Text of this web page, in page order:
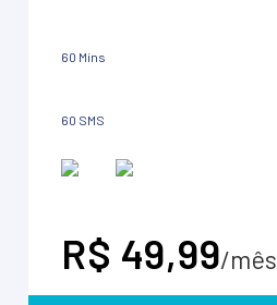
60 Mins
60 SMS
R$ 49,99/mês